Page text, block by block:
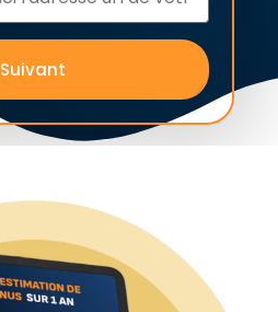
Suivant